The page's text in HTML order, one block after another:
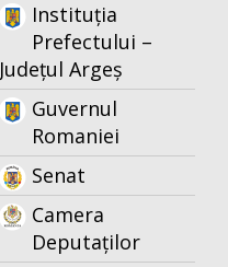
Instituția
Prefectului –
Județul Argeș
Guvernul
Romaniei
Senat
Camera
Deputaților